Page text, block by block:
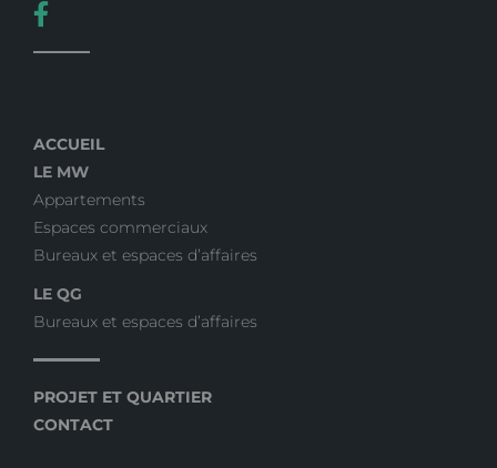
ACCUEIL
LE MW
Appartements
Espaces commerciaux
Bureaux et espaces d’affaires
LE QG
Bureaux et espaces d’affaires
PROJET ET QUARTIER
CONTACT